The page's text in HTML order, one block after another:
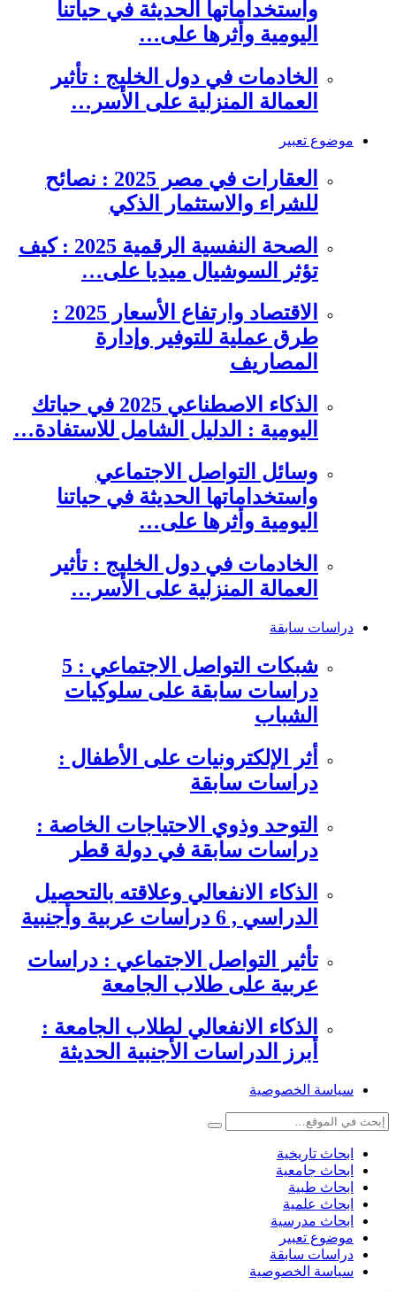
واستخداماتها الحديثة في حياتنا
اليومية وأثرها على…
الخادمات في دول الخليج : تأثير
العمالة المنزلية على الأسر…
موضوع تعبير
العقارات في مصر 2025 : نصائح
للشراء والاستثمار الذكي
الصحة النفسية الرقمية 2025 : كيف
تؤثر السوشيال ميديا على…
الاقتصاد وارتفاع الأسعار 2025 :
طرق عملية للتوفير وإدارة
المصاريف
الذكاء الاصطناعي 2025 في حياتك
اليومية : الدليل الشامل للاستفادة…
وسائل التواصل الاجتماعي
واستخداماتها الحديثة في حياتنا
اليومية وأثرها على…
الخادمات في دول الخليج : تأثير
العمالة المنزلية على الأسر…
دراسات سابقة
شبكات التواصل الاجتماعي : 5
دراسات سابقة على سلوكيات
الشباب
أثر الإلكترونيات على الأطفال :
دراسات سابقة
التوحد وذوي الاحتياجات الخاصة :
دراسات سابقة في دولة قطر
الذكاء الانفعالي وعلاقته بالتحصيل
الدراسي , 6 دراسات عربية وأجنبية
تأثير التواصل الاجتماعي : دراسات
عربية على طلاب الجامعة
الذكاء الانفعالي لطلاب الجامعة :
أبرز الدراسات الأجنبية الحديثة
سياسة الخصوصية
ابحاث تاريخية
ابحاث جامعية
ابحاث طبية
ابحاث علمية
ابحاث مدرسية
موضوع تعبير
دراسات سابقة
سياسة الخصوصية